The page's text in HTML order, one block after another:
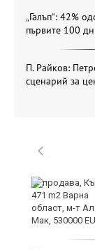
„Галъп“: 42%
първите 100
П. Райков:
сценарий за